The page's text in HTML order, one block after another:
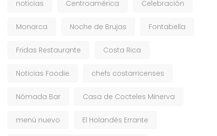
noticias Centroamérica Celebración
Monarca Noche de Brujas Fontabella
Fridas Restaurante Costa Rica
Noticias Foodie chefs costarricenses
Nómada Bar Casa de Cocteles Minerva
menú nuevo El Holandés Errante